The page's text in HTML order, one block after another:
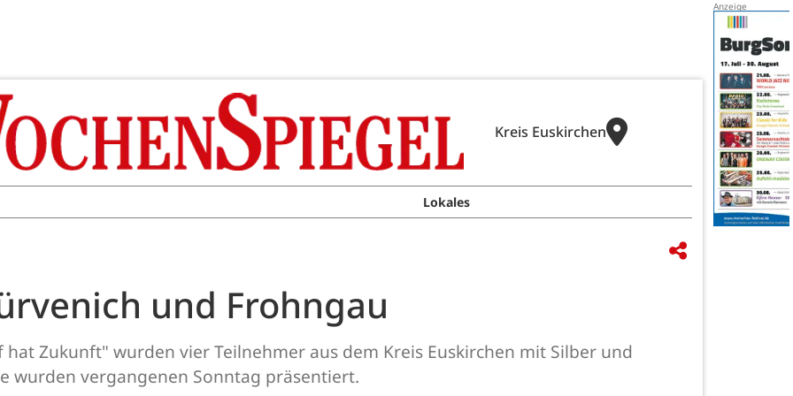
Kreis Euskirchen
Lokales
und Frohngau
Zukunft" wurden vier Teilnehmer aus dem Kreis Euskirchen mit Silber und
wurden vergangenen Sonntag präsentiert.